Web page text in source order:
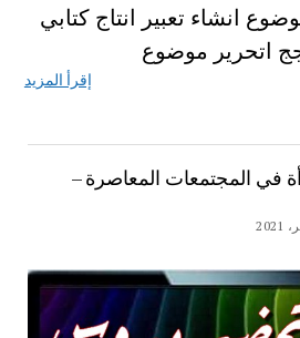
انشاء تعبير انتاج كتابي
اتحرير موضوع
إقرأ المزيد
في المجتمعات المعاصرة –